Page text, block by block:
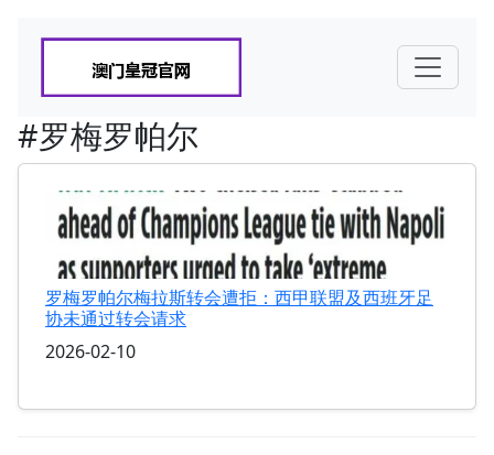
#罗梅罗帕尔
罗梅罗帕尔梅拉斯转会遭拒：西甲联盟及西班牙足
协未通过转会请求
2026-02-10